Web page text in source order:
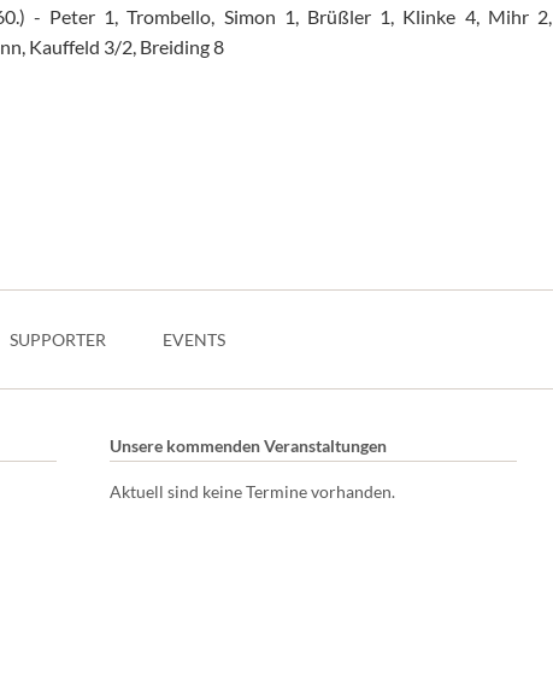
- Peter 1, Trombello, Simon 1, Brüßler 1, Klinke 4, Mihr 2,
Kauffeld 3/2, Breiding 8
SUPPORTER EVENTS
Unsere kommenden Veranstaltungen
Aktuell sind keine Termine vorhanden.